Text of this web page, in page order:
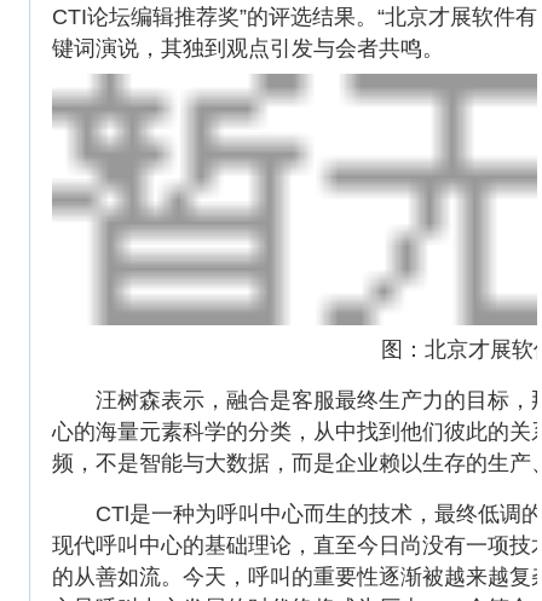
CTI论坛编辑推荐奖”的评选结果。“北京才展软件
键词演说，其独到观点引发与会者共鸣。
图：北京才展
汪树森表示，融合是客服最终生产力的目标，
心的海量元素科学的分类，从中找到他们彼此的
频，不是智能与大数据，而是企业赖以生存的生
CTl是一种为呼叫中心而生的技术，最终低调的
现代呼叫中心的基础理论，直至今日尚没有一项
的从善如流。今天，呼叫的重要性逐渐被越来越